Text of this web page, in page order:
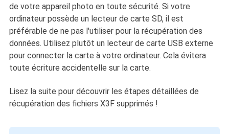
de votre appareil photo en toute sécurité. Si votre
ordinateur possède un lecteur de carte SD, il est
préférable de ne pas l'utiliser pour la récupération des
données. Utilisez plutôt un lecteur de carte USB externe
pour connecter la carte à votre ordinateur. Cela évitera
toute écriture accidentelle sur la carte.
Lisez la suite pour découvrir les étapes détaillées de
récupération des fichiers X3F supprimés !